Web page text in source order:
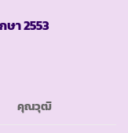
ษา2553
คุณวุฒิ